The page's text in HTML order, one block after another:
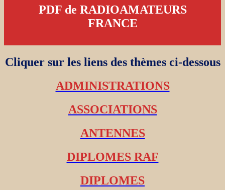
PDF de RADIOAMATEURS
FRANCE
Cliquer sur les liens des thèmes ci-dessous
ADMINISTRATIONS
ASSOCIATIONS
ANTENNES
DIPLOMES RAF
DIPLOMES